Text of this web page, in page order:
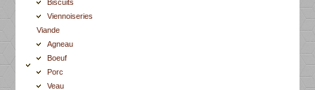
Biscuits
Viennoiseries
Viande
Agneau
Boeuf
Porc
Veau